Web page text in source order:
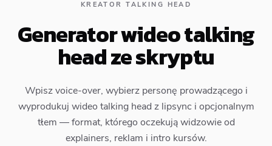
KREATOR TALKING HEAD
Generator wideo talking
head ze skryptu
Wpisz voice-over, wybierz personę prowadzącego i
wyprodukuj wideo talking head z lipsync i opcjonalnym
tłem — format, którego oczekują widzowie od
explainers, reklam i intro kursów.